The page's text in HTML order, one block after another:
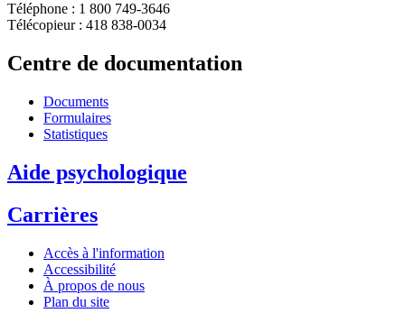
Téléphone : 1 800 749-3646
Télécopieur : 418 838-0034
Centre de documentation
Documents
Formulaires
Statistiques
Aide psychologique
Carrières
Accès à l'information
Accessibilité
À propos de nous
Plan du site